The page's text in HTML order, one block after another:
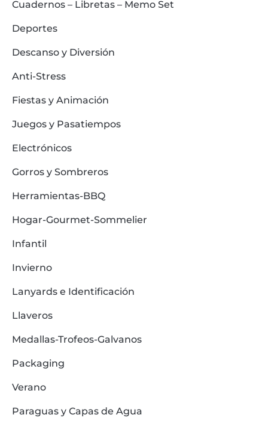
Cuadernos – Libretas – Memo Set
Deportes
Descanso y Diversión
Anti-Stress
Fiestas y Animación
Juegos y Pasatiempos
Electrónicos
Gorros y Sombreros
Herramientas-BBQ
Hogar-Gourmet-Sommelier
Infantil
Invierno
Lanyards e Identificación
Llaveros
Medallas-Trofeos-Galvanos
Packaging
Verano
Paraguas y Capas de Agua